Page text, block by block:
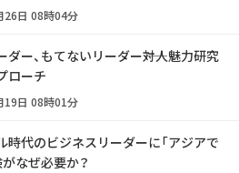
26日 08時04分
ダー、もてないリーダー――対人魅力研究
ローチ
19日 08時01分
時代のビジネスリーダーに「アジアで
なぜ必要か？